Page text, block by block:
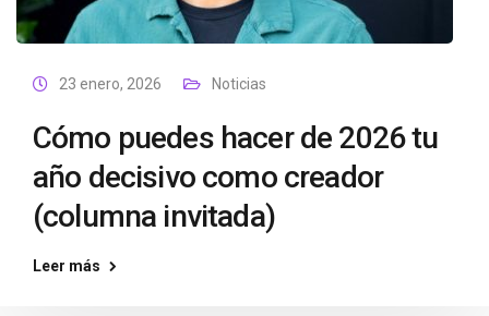
23 enero, 2026 Noticias
Cómo puedes hacer de 2026 tu
año decisivo como creador
(columna invitada)
Leer más